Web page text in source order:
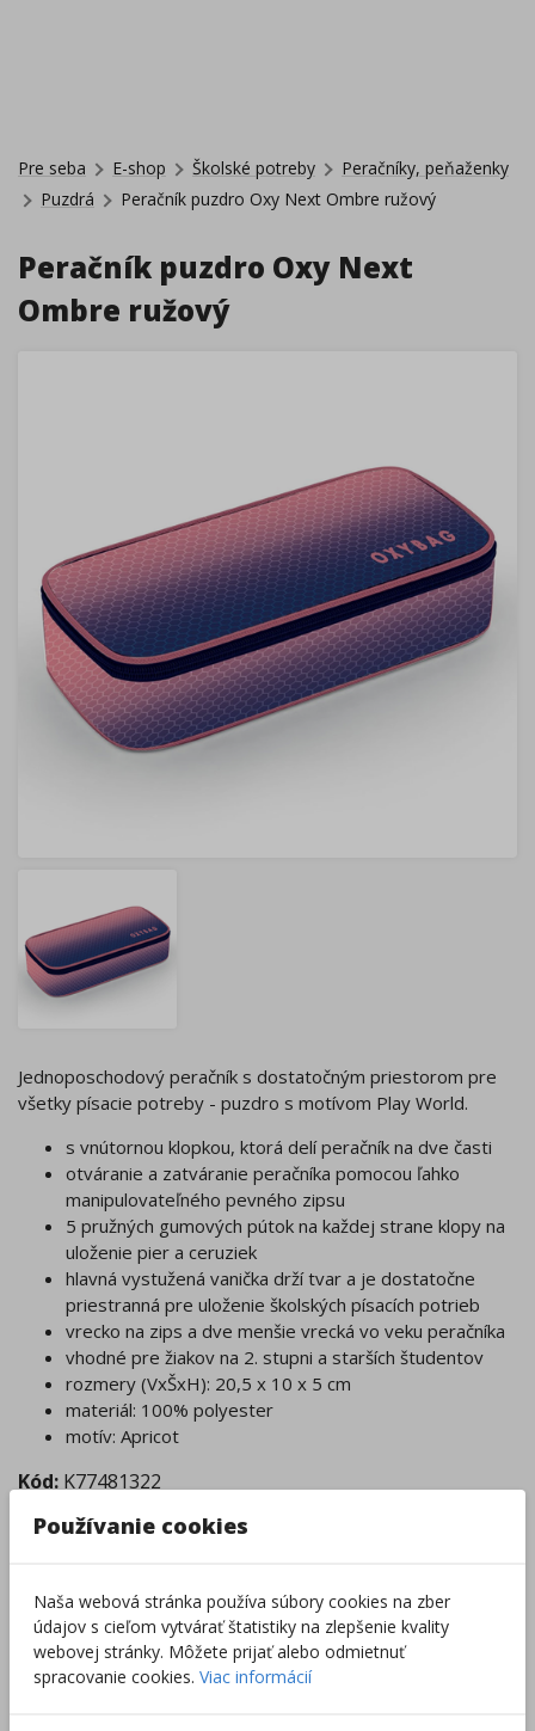
Pre seba E-shop Školské potreby
Peračníky, peňaženky
Puzdrá
Peračník puzdro Oxy Next Ombre ružový
Peračník puzdro Oxy Next
Ombre ružový
Jednoposchodový peračník s dostatočným priestorom pre
všetky písacie potreby - puzdro s motívom Play World.
s vnútornou klopkou, ktorá delí peračník na dve časti
otváranie a zatváranie peračníka pomocou ľahko
manipulovateľného pevného zipsu
5 pružných gumových pútok na každej strane klopy na
uloženie pier a ceruziek
hlavná vystužená vanička drží tvar a je dostatočne
priestranná pre uloženie školských písacích potrieb
vrecko na zips a dve menšie vrecká vo veku peračníka
vhodné pre žiakov na 2. stupni a starších študentov
rozmery (VxŠxH): 20,5 x 10 x 5 cm
materiál: 100% polyester
motív: Apricot
Kód: K77481322
Ďalšie farby/motívy:
Tovar nie je skladom.
Používanie cookies
Naša webová stránka používa súbory cookies na zber
údajov s cieľom vytvárať štatistiky na zlepšenie kvality
webovej stránky. Môžete prijať alebo odmietnuť
spracovanie cookies. Viac informácií